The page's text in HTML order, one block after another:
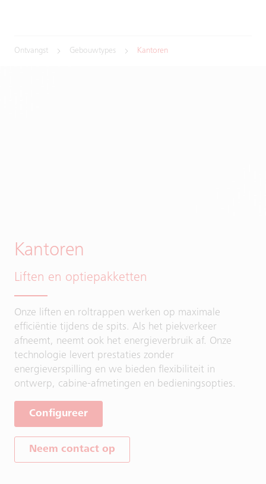
Ontvangst Gebouwtypes Kantoren
Kantoren
Liften en optiepakketten
Onze liften en roltrappen werken op maximale
efficiëntie tijdens de spits. Als het piekverkeer
afneemt, neemt ook het energieverbruik af. Onze
technologie levert prestaties zonder
energieverspilling en we bieden flexibiliteit in
ontwerp, cabine-afmetingen en bedieningsopties.
Configureer
Neem contact op